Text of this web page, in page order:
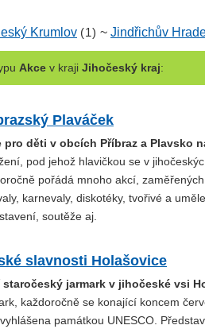
Krumlov (1) ~ Jindřichův
Akcev kraji Jihočeský kraj:
Plaváček
pro děti v obcích Příbraz a Plavsko
pod jehož hlavičkou se v
pořádá mnoho akcí,
karnevaly, diskotéky, tvořivé a
soutěže aj.
slavnosti Holašovice
staročeský jarmark v jihočeské vsi
každoročně se konající koncem
památkou UNESCO.